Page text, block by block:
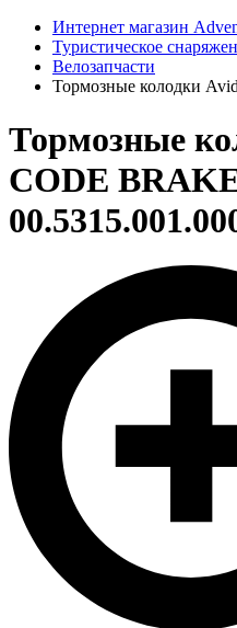
Интернет магазин
Туристическое
Велозапчасти
Тормозные колодки
Тормозные
CODE